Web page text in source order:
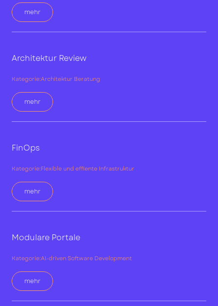
mehr
Architektur Review
Kategorie:Architektur Beratung
mehr
FinOps
Kategorie:Flexible und effiente Infrastruktur
mehr
Modulare Portale
Kategorie:AI-driven Software Development
mehr